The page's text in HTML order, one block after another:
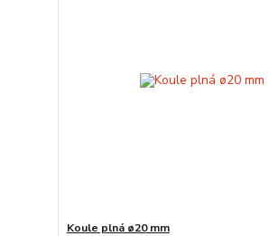
Koule plná ø20 mm